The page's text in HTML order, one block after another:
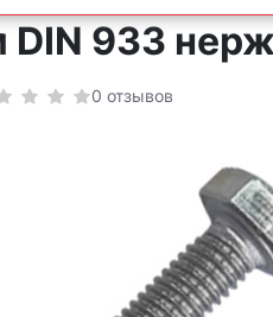
DIN 933
0 отзывов